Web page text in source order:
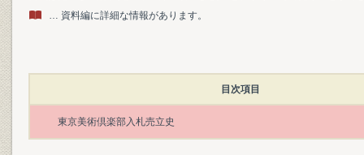
… 資料編に詳細な情報があります。
目次項目
東京美術倶楽部入札売立史